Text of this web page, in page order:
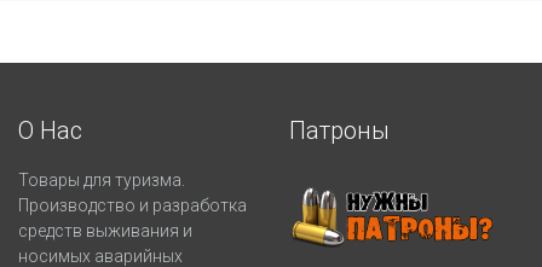
О Нас
Товары для туризма.
Производство и разработка
средств выживания и
носимых аварийных
Патроны